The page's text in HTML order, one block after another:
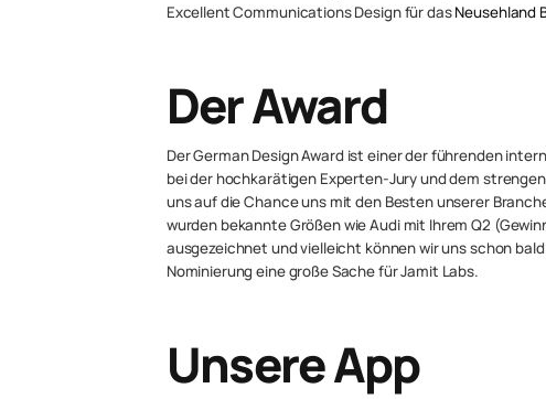
Excellent Communications Design für dasNeusehland
Der Award
Der German Design Award ist einer der führenden
bei der hochkarätigen Experten-Jury und dem
uns auf die Chance uns mit den Besten unserer
wurden bekannte Größen wie Audi mit Ihrem Q2
ausgezeichnet und vielleicht können wir uns schon
Nominierung eine große Sache für Jamit Labs.
Unsere App